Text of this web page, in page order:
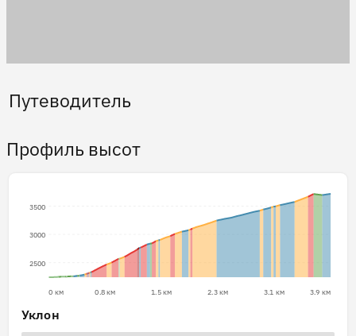
Путеводитель
Профиль высот
2500
3000
3500
0 км 0.8 км 1.5 км 2.3 км 3.1 км 3.9 км
Уклон